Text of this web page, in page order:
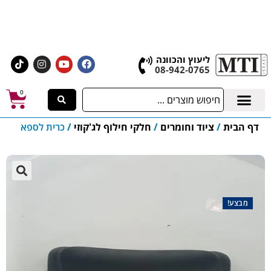
ליעוץ והכוונה
08-942-0765
0
דף הבית/ ציוד וחומרים / חלקי חילוף לג'קוזי /כרית לספא
מבצע!